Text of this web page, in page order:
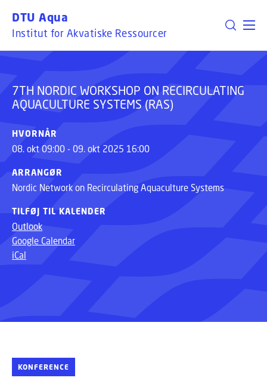
DTU Aqua
Institut for Akvatiske Ressourcer
AQUACULTURE SYSTEMS (RAS)
7TH NORDIC WORKSHOP ON RECIRCULATING
AQUACULTURE SYSTEMS (RAS)
HVORNÅR
08. okt 09:00 - 09. okt 2025 16:00
ARRANGØR
Nordic Network on Recirculating Aquaculture Systems
TILFØJ TIL KALENDER
Outlook
Google Calendar
iCal
KONFERENCE